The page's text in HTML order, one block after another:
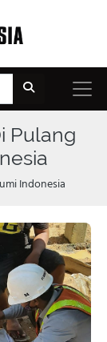
Pulang
Indonesia